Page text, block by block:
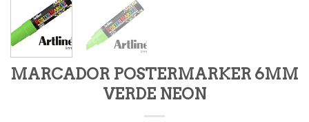
MARCADOR POSTERMARKER 6MM
VERDE NEON